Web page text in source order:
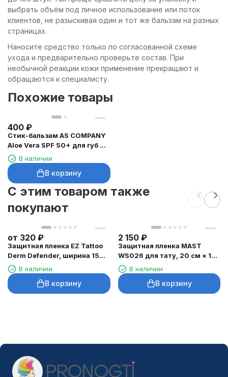
выбрать объём под личное использование или поток
клиентов, не разыскивая один и тот же бальзам на разных
страницах.
Наносите средство только по согласованной схеме
ухода и предварительно проверьте состав. При
необычной реакции кожи применение прекращают и
обращаются к специалисту.
Похожие товары
400 ₽
Стик-бальзам AS COMPANY
Aloe Vera SPF 50+ для губ и
бровей, 3 г
В наличии
В корзину
C этим товаром также
покупают
от 320 ₽
Защитная пленка EZ Tattoo
Derm Defender, ширина 15
см В наличии
В корзину
2 150 ₽
Защитная пленка MAST
WS026 для тату, 20 см × 10
м
В наличии
В корзину